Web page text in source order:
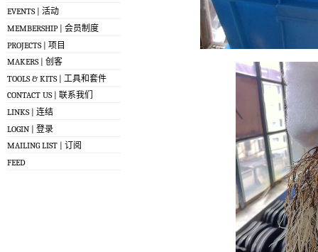
EVENTS | 活动
MEMBERSHIP | 会员制度
PROJECTS | 项目
MAKERS | 创客
TOOLS & KITS | 工具和套件
CONTACT US | 联系我们
LINKS | 连结
LOGIN | 登录
MAILING LIST | 订阅
FEED